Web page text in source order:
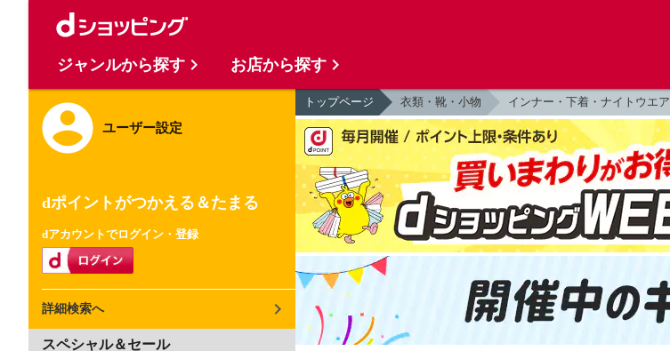
ユーザー設定
dポイントがつかえる＆たまる
dアカウントでログイン・登録
詳細検索へ
スペシャル＆セール
トップページ 衣類・靴・小物 インナー・下着・ナイトウエア
ジャンルから探す お店から探す